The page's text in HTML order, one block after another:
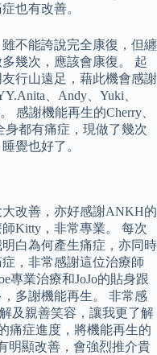
也有改善。
不能誇說完全康復，但纏
幾次，應該會康復。 起
行山遠足，藉此機會感謝
、Andy、Yuki、
感謝機能再生的Cherry、
身都有痛症，現做了幾次
覺也好了。
改善，亦好感謝ANKH的
Kitty，非常專業。 每次
白為何產生痛症，亦同時
，非常感謝這位治療師
專業治療和JoJo的貼身跟
多謝機能再生。 非常感
及親善笑容，讓我更了解
痛症進度，將機能再生的
明顯改善，會強烈推介貴